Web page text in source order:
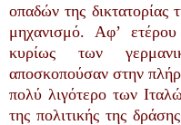
οπαδών της
μηχανισμό. Αφ’ ετέρου
κυρίως των
αποσκοπούσαν στην
πολύ λιγότερο των
της πολιτικής της